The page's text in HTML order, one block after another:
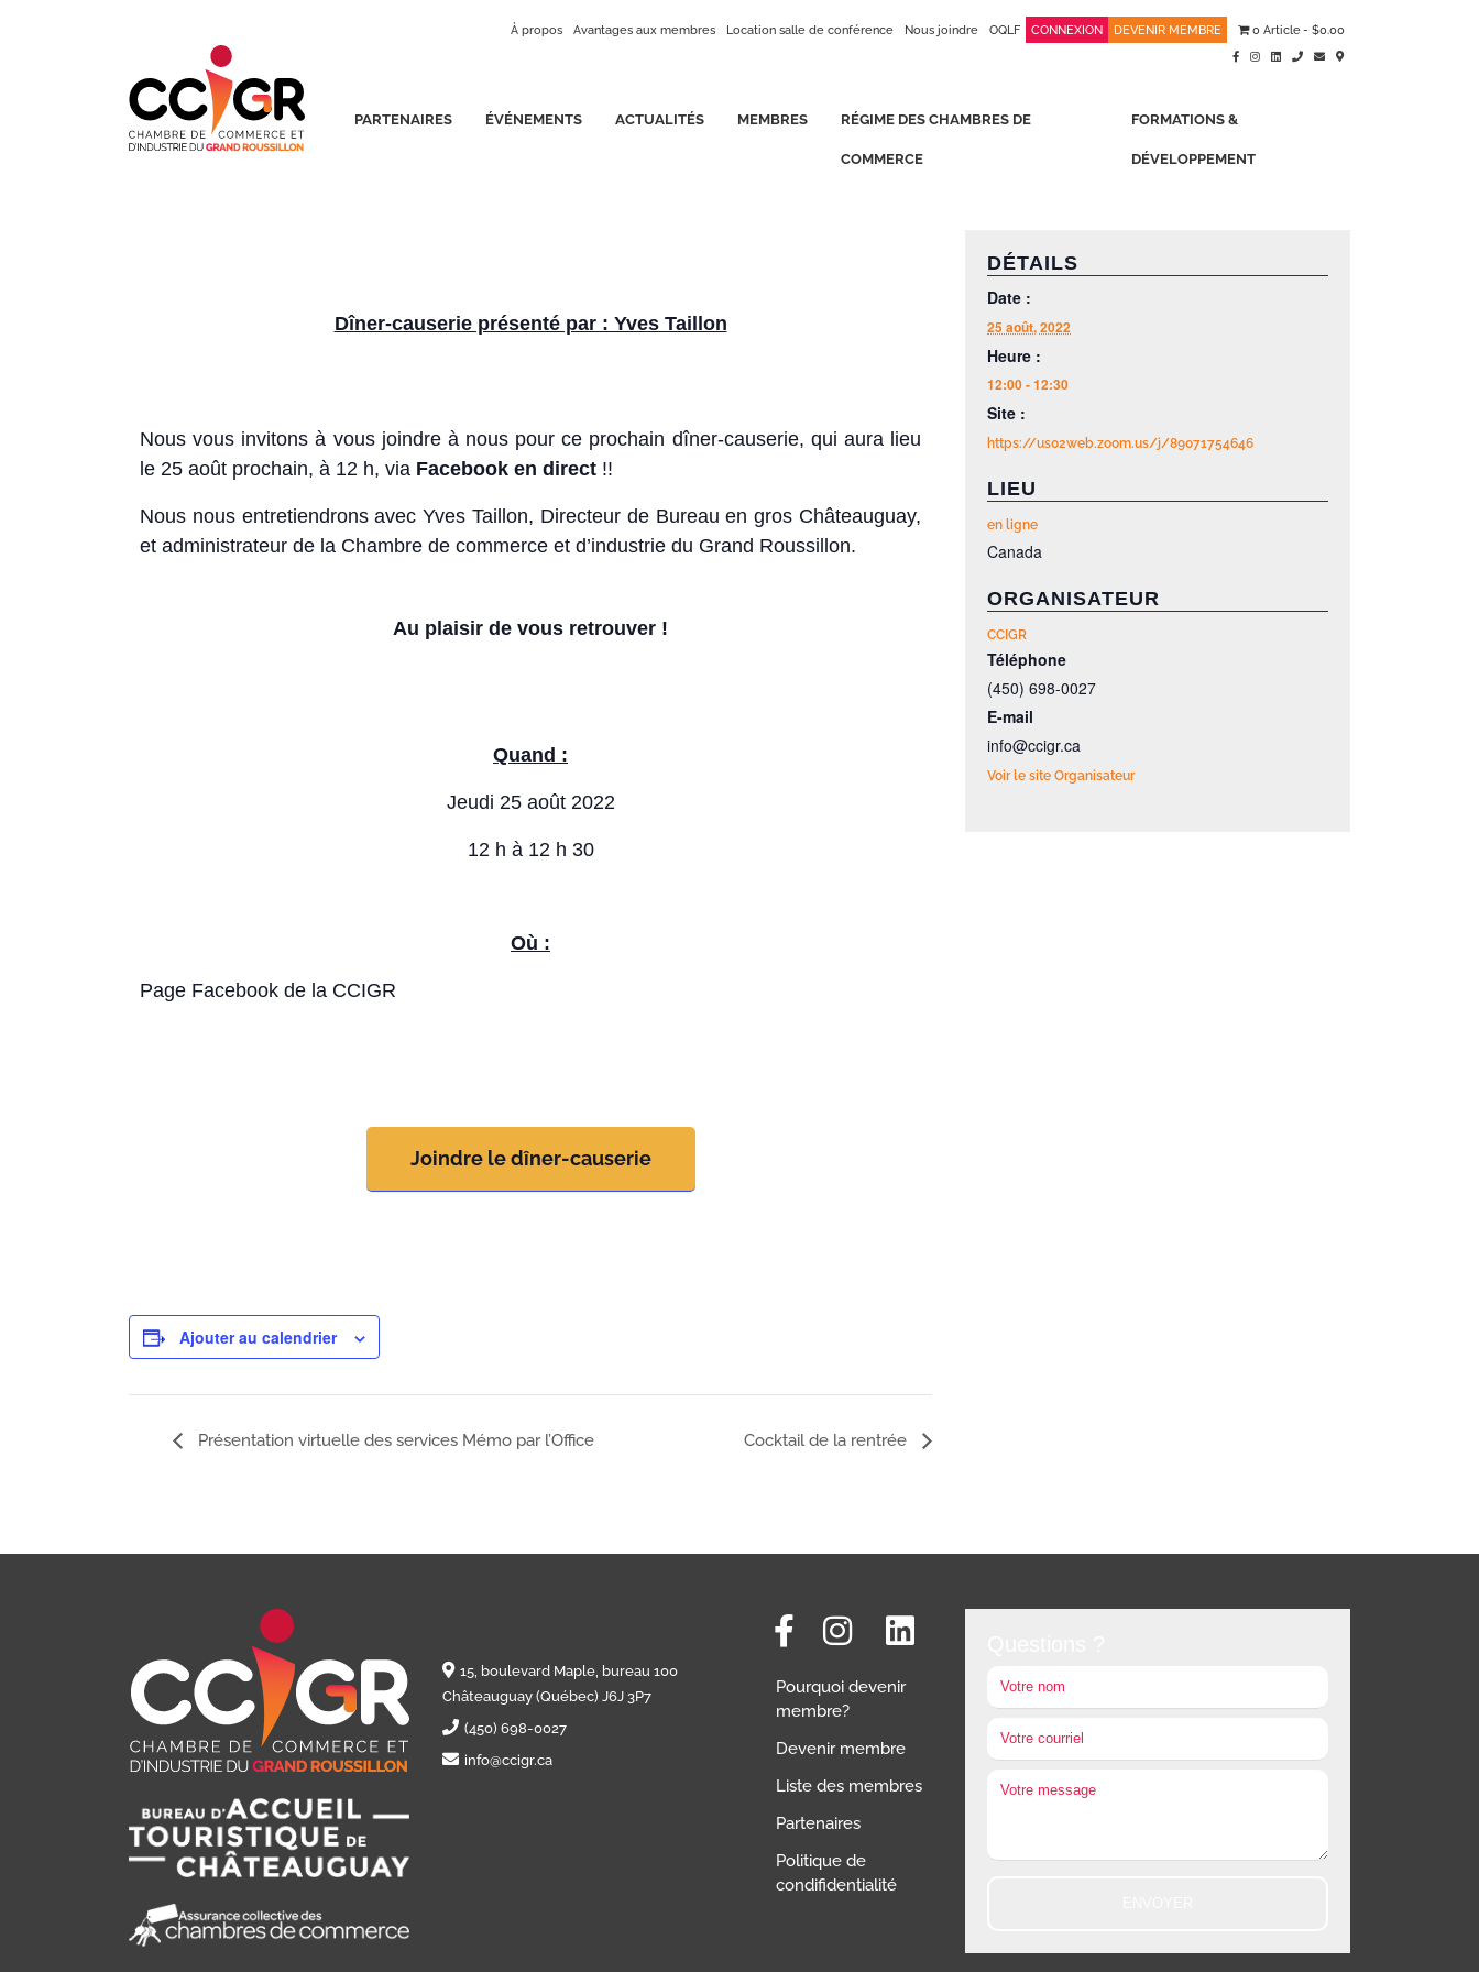
À propos Avantages aux membres Location salle de conférence Nous joindre OQLF CONNEXION DEVENIR MEMBRE 0 Article $0.00
PARTENAIRES ÉVÉNEMENTS ACTUALITÉS MEMBRES RÉGIME DES CHAMBRES DE
COMMERCE
FORMATIONS &
DÉVELOPPEMENT
DÉTAILS
Date :
25 août, 2022
Heure :
12:00 - 12:30
Site :
https://us02web.zoom.us/j/89071754646
LIEU
en ligne
Canada
ORGANISATEUR
CCIGR
Téléphone
(450) 698-0027
E-mail
info@ccigr.ca
Voir le site Organisateur
Dîner-causerie présenté par : Yves Taillon
Nous vous invitons à vous joindre à nous pour ce prochain dîner-causerie, qui aura lieu
le 25 août prochain, à 12 h, via Facebook en direct !!
Nous nous entretiendrons avec Yves Taillon, Directeur de Bureau en gros Châteauguay,
et administrateur de la Chambre de commerce et d’industrie du Grand Roussillon.
Au plaisir de vous retrouver !
Quand :
Jeudi 25 août 2022
12 h à 12 h 30
Où :
Page Facebook de la CCIGR
Joindre le dîner-causerie
Ajouter au calendrier
Présentation virtuelle des services Mémo par l’Office Cocktail de la rentrée
15, boulevard Maple, bureau 100
Châteauguay (Québec) J6J 3P7
(450) 698-0027
info@ccigr.ca
Pourquoi devenir
membre?
Devenir membre
Liste des membres
Partenaires
Politique de
condifidentialité